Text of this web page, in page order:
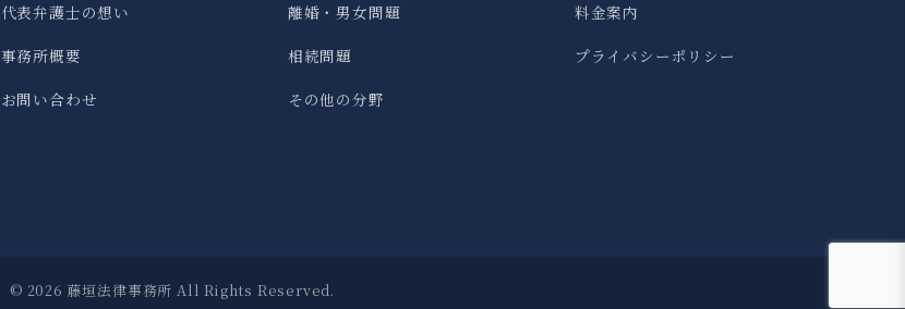
代表弁護士の想い
事務所概要
お問い合わせ
離婚・男女問題
相続問題
その他の分野
料金案内
プライバシーポリシー
© 2026 藤垣法律事務所 All Rights Reserved.